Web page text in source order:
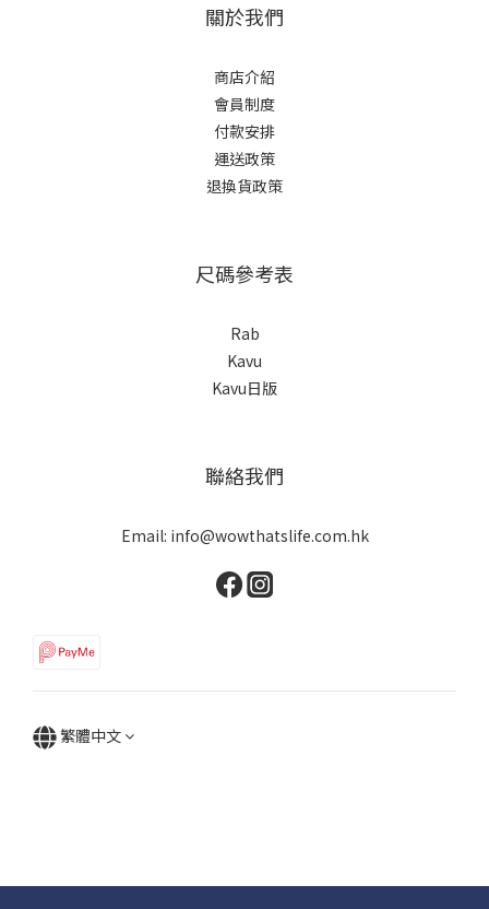
關於我們
商店介紹
會員制度
付款安排
運送政策
退換貨政策
尺碼參考表
Rab
Kavu
Kavu日版
聯絡我們
Email: info@wowthatslife.com.hk
繁體中文